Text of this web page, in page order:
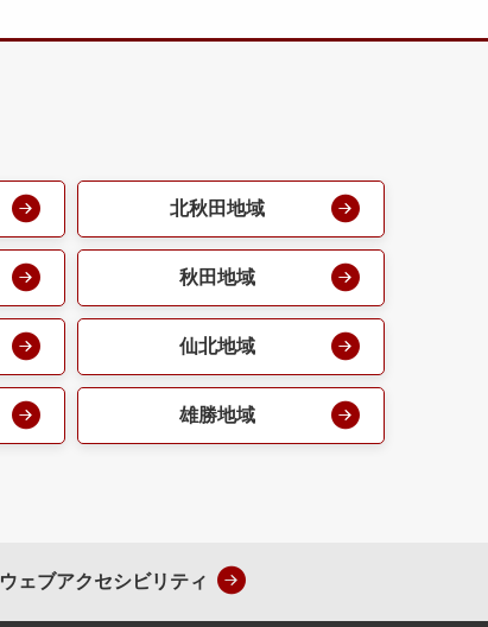
北秋田地域
秋田地域
仙北地域
雄勝地域
ウェブアクセシビリティ